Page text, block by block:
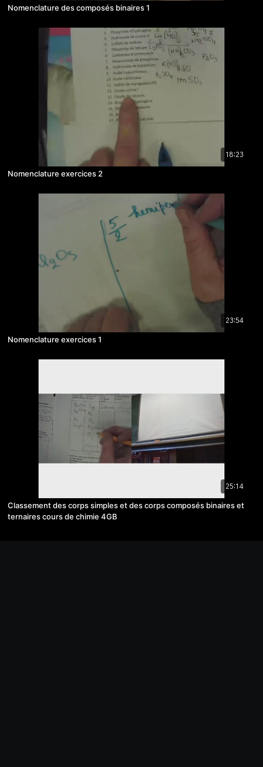
Nomenclature des composés binaires 1
18:23
Nomenclature exercices 2
23:54
Nomenclature exercices 1
25:14
Classement des corps simples et des corps composés binaires et
ternaires cours de chimie 4GB